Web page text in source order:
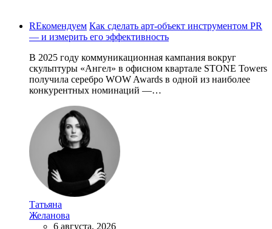
REкомендуем Как сделать арт-объект инструментом PR
— и измерить его эффективность
В 2025 году коммуникационная кампания вокруг
скульптуры «Ангел» в офисном квартале STONE Towers
получила серебро WOW Awards в одной из наиболее
конкурентных номинаций —…
Татьяна
Желанова
6 августа, 2026